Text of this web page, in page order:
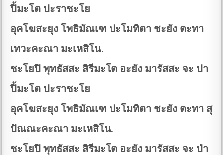
ปิ้มะโต ปะราชะโย
อุคโฆสะยุง โพธิมัณเฑ ปะโมทิตา ชะยัง ตะทา
เทวะคะณา มะเหสิโน.
ชะโยปิ พุทธัสสะ สิรีมะโต อะยัง มารัสสะ จะ ปา
ปิ้มะโต ปะราชะโย
อุคโฆสะยุง โพธิมัณเฑ ปะโมทิตา ชะยัง ตะทา สุ
ปัณณะคะณา มะเหสิโน.
ชะโยปิ พุทธัสสะ สิรีมะโต อะยัง มารัสสะ จะ ป่า